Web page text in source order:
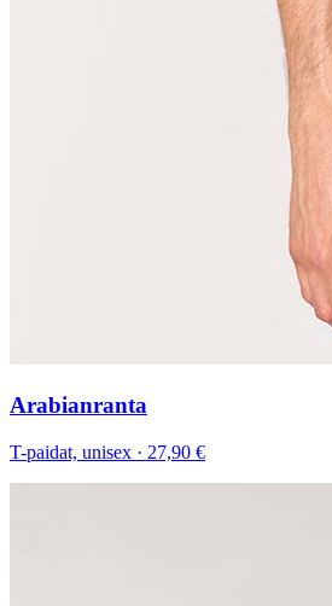
Arabianranta
T-paidat, unisex · 27,90 €